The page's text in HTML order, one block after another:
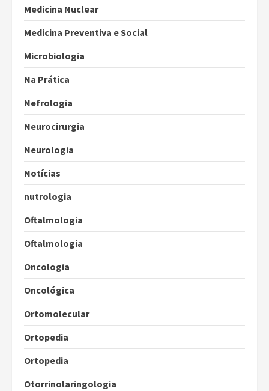
Medicina Nuclear
Medicina Preventiva e Social
Microbiologia
Na Prática
Nefrologia
Neurocirurgia
Neurologia
Notícias
nutrologia
Oftalmologia
Oftalmologia
Oncologia
Oncológica
Ortomolecular
Ortopedia
Ortopedia
Otorrinolaringologia